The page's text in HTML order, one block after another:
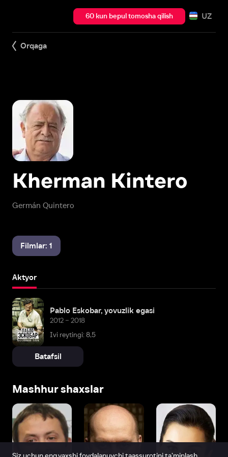
60 kun bepul tomosha qilish UZ
Orqaga
Germán Quintero
Kherman Kintero
Filmlar: 1
Aktyor
Pablo Eskobar, yovuzlik egasi
2012 – 2018
Ivi reytingi: 8,5
Batafsil
Mashhur shaxslar